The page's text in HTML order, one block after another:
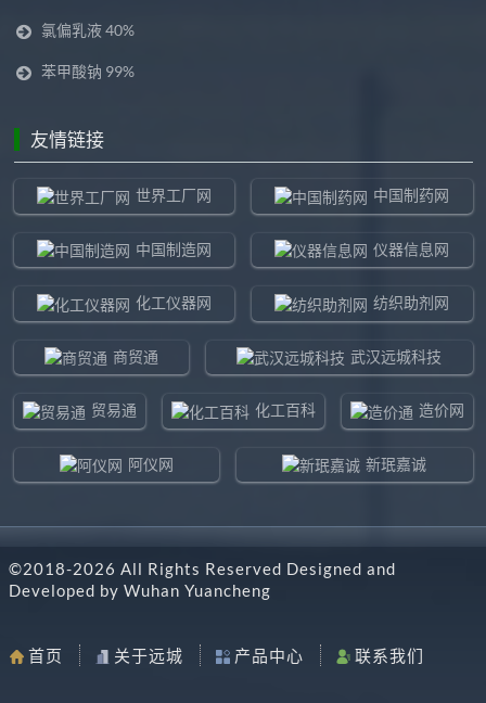
氯偏乳液 40%
苯甲酸钠 99%
友情链接
世界工厂网 中国制药网
中国制造网 仪器信息网
化工仪器网 纺织助剂网
商贸通 武汉远城科技
贸易通 化工百科 造价网
阿仪网 新珉嘉诚
东北制造网 药智通
©2018-2026 All Rights Reserved Designed and
Developed by Wuhan Yuancheng
首页 关于远城 产品中心 联系我们